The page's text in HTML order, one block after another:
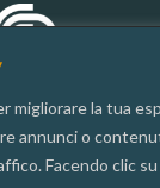
migliorare la tua
annunci o
Facendo clic